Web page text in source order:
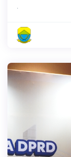
.